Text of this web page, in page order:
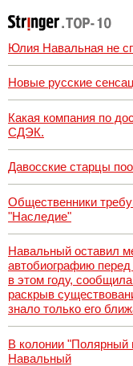
Юлия Навальная не
Новые русские
Какая компания по
СДЭК.
Давосские старцы
Общественники
"Наследие"
Навальный оставил
автобиографию
в этом году,
раскрыв
знало только его
В колонии "Полярный
Навальный